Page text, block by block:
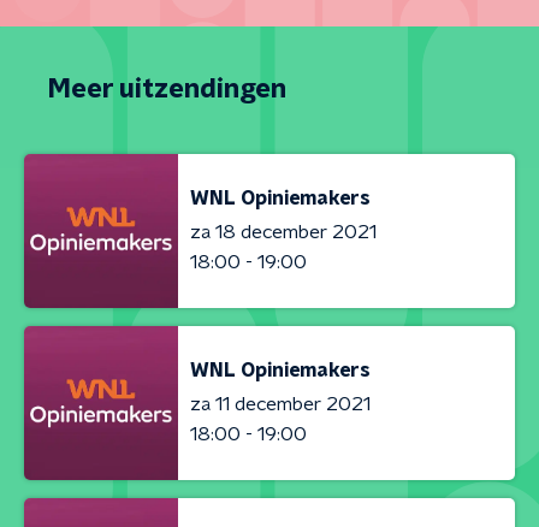
Meer uitzendingen
WNL Opiniemakers
za 18 december 2021
18:00 - 19:00
WNL Opiniemakers
za 11 december 2021
18:00 - 19:00